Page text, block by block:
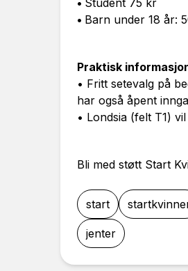
• Student 75 kr
• Barn under 18 år:
Praktisk
• Fritt setevalg på
har også åpent
• Londsia (felt T1)
Bli med støtt Start
start
jenter